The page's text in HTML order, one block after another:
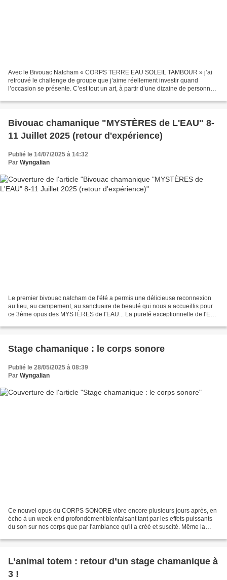
Avec le Bivouac Natcham « CORPS TERRE EAU SOLEIL TAMBOUR » j’ai
retrouvé le challenge de groupe que j’aime réellement investir quand
l’occasion se présente. C’est tout un art, à partir d’une dizaine de personnes
Bivouac chamanique "MYSTÈRES de L'EAU" 8-
11 Juillet 2025 (retour d'expérience)
Publié le 14/07/2025 à 14:32
Par Wyngalian
Le premier bivouac natcham de l'été a permis une délicieuse reconnexion
au lieu, au campement, au sanctuaire de beauté qui nous a accueillis pour
ce 3ème opus des MYSTÈRES de l'EAU... La pureté exceptionnelle de l'Eau
Stage chamanique : le corps sonore
Publié le 28/05/2025 à 08:39
Par Wyngalian
Ce nouvel opus du CORPS SONORE vibre encore plusieurs jours après, en
écho à un week-end profondément bienfaisant tant par les effets puissants
du son sur nos corps que par l'ambiance qu'il a créé et suscité. Même la
L’animal totem : retour d’un stage chamanique à
3 !